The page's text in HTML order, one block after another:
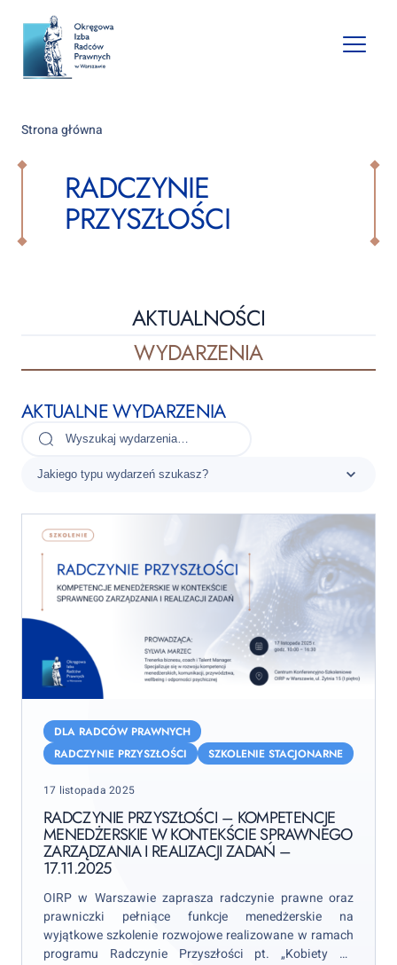
Open
Strona główna
RADCZYNIE
PRZYSZŁOŚCI
AKTUALNOŚCI
WYDARZENIA
AKTUALNE WYDARZENIA
przyszłości
menedżerskie
kontekście
sprawnego
zarządzania
realizacji
zadań
DLA RADCÓW PRAWNYCH
RADCZYNIE PRZYSZŁOŚCI
SZKOLENIE STACJONARNE
Posted
17 listopada 2025
RADCZYNIE PRZYSZŁOŚCI – KOMPETENCJE
MENEDŻERSKIE W KONTEKŚCIE SPRAWNEGO
ZARZĄDZANIA I REALIZACJI ZADAŃ –
17.11.2025
OIRP w Warszawie zaprasza radczynie prawne oraz
prawniczki pełniące funkcje menedżerskie na
wyjątkowe szkolenie rozwojowe realizowane w ramach
programu Radczynie Przyszłości pt. „Kobiety na